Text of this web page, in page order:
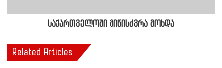
საქართველოში მიწისძვრა მოხდა
Related Articles